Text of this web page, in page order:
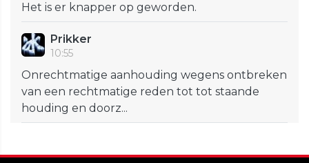
Het is er knapper op geworden.
Prikker
10:55
Onrechtmatige aanhouding wegens ontbreken
van een rechtmatige reden tot tot staande
houding en doorz...